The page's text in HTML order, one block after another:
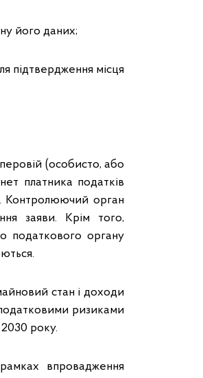
його даних;
підтвердження місця
(особисто, або
платника податків
Контролюючий орган
заяви. Крім того,
органу
стан і доходи
ризиками
2030 року.
впровадження